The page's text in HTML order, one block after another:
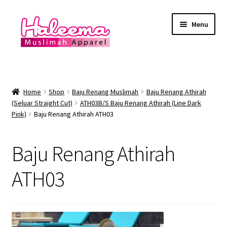
Skip
navigation
Skip
content
Menu
Lokasi Kedai
YEAR END SALE
Baju Renang Muslimah
Baju Renang Lelaki
Baju Renang Kanak2 Lelaki
Home Shop Baju Renang Muslimah
Baju Renang Athirah
(Seluar Straight Cut)
ATH03B/S Baju Renang Athirah (Line Dark
Pink)
Baju Renang Athirah ATH03
Baju Renang Athirah
ATH03